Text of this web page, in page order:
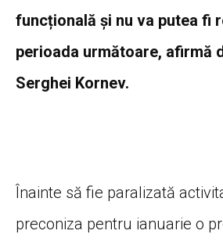
funcțională și nu va putea fi
perioada următoare, afirmă
Serghei Kornev.
Înainte să fie paralizată
preconiza pentru ianuarie o